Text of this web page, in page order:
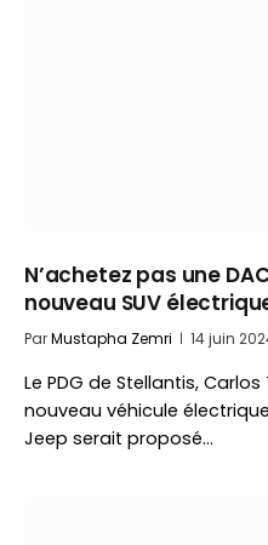
N’achetez pas une
nouveau SUV
ParMustapha Zemri 14 juin
Le PDG de Stellantis,
nouveau véhicule
Jeep serait proposé…